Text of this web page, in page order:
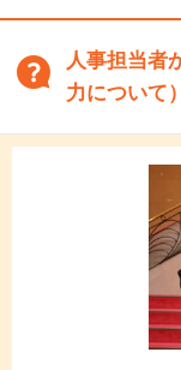
人事担当者
力について）